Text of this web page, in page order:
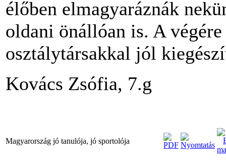
élőben elmagyaráznák
oldani önállóan is. A
osztálytársakkal jól
Kovács Zsófia, 7.g
Magyarország jó tanulója, jó sportolója